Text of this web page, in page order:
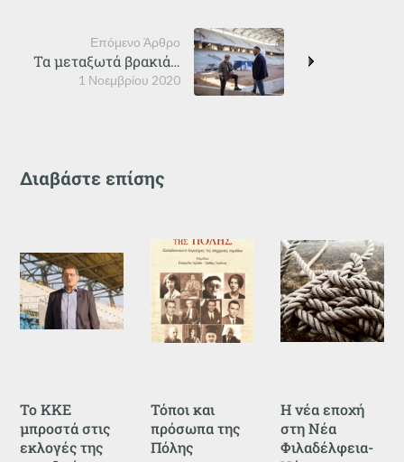
Επόμενο Άρθρο
1 Νοεμβρίου 2020
Τα μεταξωτά βρακιά…
Διαβάστε επίσης
Το ΚΚΕ
μπροστά στις
εκλογές της
Τόποι και
πρόσωπα της
Πόλης
Η νέα εποχή
στη Νέα
Φιλαδέλφεια-